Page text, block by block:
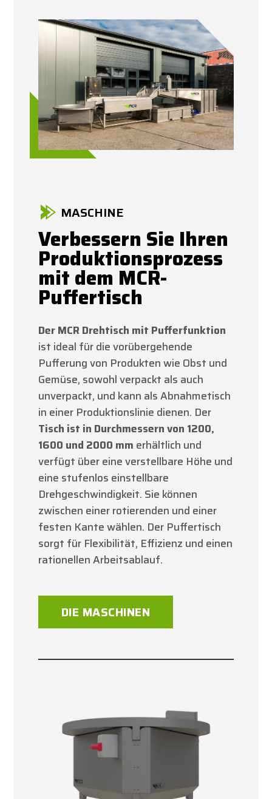
MASCHINE
Verbessern Sie Ihren
Produktionsprozess
mit dem MCR-
Puffertisch
Der MCR Drehtisch mit Pufferfunktion
ist ideal für die vorübergehende
Pufferung von Produkten wie Obst und
Gemüse, sowohl verpackt als auch
unverpackt, und kann als Abnahmetisch
in einer Produktionslinie dienen. Der
Tisch ist in Durchmessern von 1200,
1600 und 2000 mm erhältlich und
verfügt über eine verstellbare Höhe und
eine stufenlos einstellbare
Drehgeschwindigkeit. Sie können
zwischen einer rotierenden und einer
festen Kante wählen. Der Puffertisch
sorgt für Flexibilität, Effizienz und einen
rationellen Arbeitsablauf.
DIE MASCHINEN